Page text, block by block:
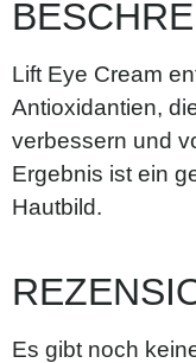
Lift Eye Cream
Antioxidantien,
verbessern und
Ergebnis ist ein
Hautbild.
Es gibt noch